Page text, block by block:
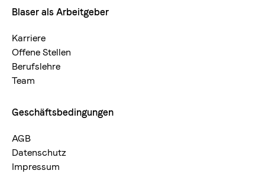
Blaser als Arbeitgeber
Karriere
Offene Stellen
Berufslehre
Team
Geschäftsbedingungen
AGB
Datenschutz
Impressum